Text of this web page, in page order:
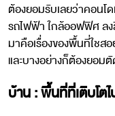
ต้องยอมรับเลยว่าคอนโ
รถไฟฟ้า ใกล้ออฟฟิศ ล
มาคือเรื่องของพื้นที่ใชส
และบางอย่างก็ต้องยอม
บ้าน : พื้นที่ที่เติบโต